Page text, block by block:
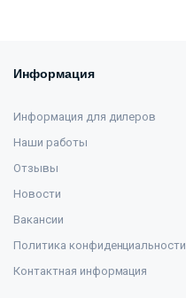
Информация
Информация для дилеров
Наши работы
Отзывы
Новости
Вакансии
Политика конфиденциальности
Контактная информация